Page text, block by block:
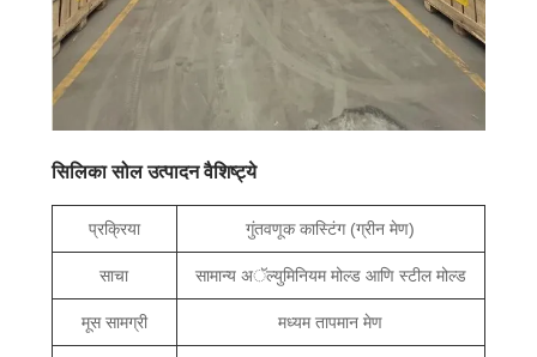
सिलिका सोल उत्पादन वैशिष्ट्ये
प्रक्रिया गुंतवणूक कास्टिंग (ग्रीन मेण)
साचा सामान्य अॅल्युमिनियम मोल्ड आणि स्टील मोल्ड
मूस सामग्री मध्यम तापमान मेण